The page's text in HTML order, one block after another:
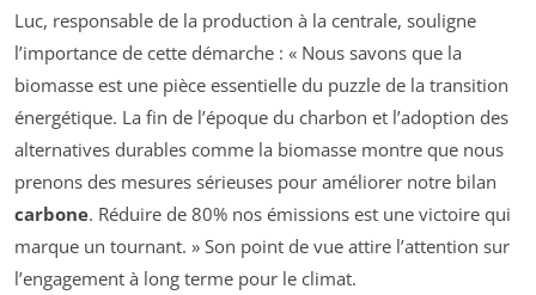
Luc, responsable de la production à la centrale, souligne
l’importance de cette démarche : « Nous savons que la
biomasse est une pièce essentielle du puzzle de la transition
énergétique. La fin de l’époque du charbon et l’adoption des
alternatives durables comme la biomasse montre que nous
prenons des mesures sérieuses pour améliorer notre bilan
carbone. Réduire de 80% nos émissions est une victoire qui
marque un tournant. » Son point de vue attire l’attention sur
l’engagement à long terme pour le climat.